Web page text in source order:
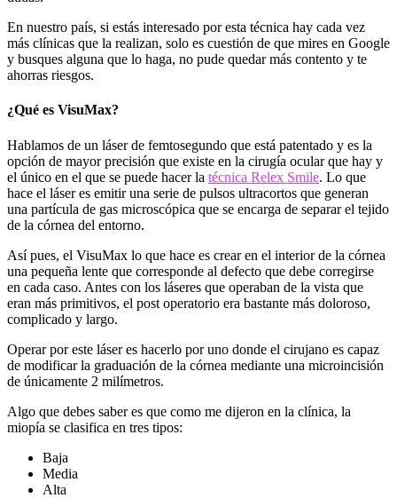
En nuestro país, si estás interesado por esta técnica hay cada vez
más clínicas que la realizan, solo es cuestión de que mires en Google
y busques alguna que lo haga, no pude quedar más contento y te
ahorras riesgos.
¿Qué es VisuMax?
Hablamos de un láser de femtosegundo que está patentado y es la
opción de mayor precisión que existe en la cirugía ocular que hay y
el único en el que se puede hacer la técnica Relex Smile. Lo que
hace el láser es emitir una serie de pulsos ultracortos que generan
una partícula de gas microscópica que se encarga de separar el tejido
de la córnea del entorno.
Así pues, el VisuMax lo que hace es crear en el interior de la córnea
una pequeña lente que corresponde al defecto que debe corregirse
en cada caso. Antes con los láseres que operaban de la vista que
eran más primitivos, el post operatorio era bastante más doloroso,
complicado y largo.
Operar por este láser es hacerlo por uno donde el cirujano es capaz
de modificar la graduación de la córnea mediante una microincisión
de únicamente 2 milímetros.
Algo que debes saber es que como me dijeron en la clínica, la
miopía se clasifica en tres tipos:
Baja
Media
Alta